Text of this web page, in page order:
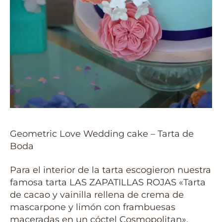
Geometric Love Wedding cake – Tarta de
Boda
Para el interior de la tarta escogieron nuestra
famosa tarta LAS ZAPATILLAS ROJAS «Tarta
de cacao y vainilla rellena de crema de
mascarpone y limón con frambuesas
maceradas en un cóctel Cosmopolitan».